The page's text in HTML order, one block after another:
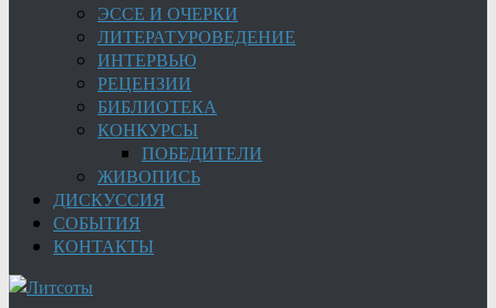
ЭССЕ И ОЧЕРКИ
ЛИТЕРАТУРОВЕДЕНИЕ
ИНТЕРВЬЮ
РЕЦЕНЗИИ
БИБЛИОТЕКА
КОНКУРСЫ
ПОБЕДИТЕЛИ
ЖИВОПИСЬ
ДИСКУССИЯ
СОБЫТИЯ
КОНТАКТЫ